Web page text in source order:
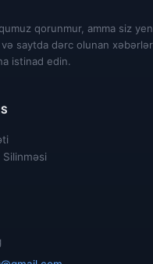
qorunmur, amma siz
və saytda dərc olunan
istinad edin.
Silinməsi